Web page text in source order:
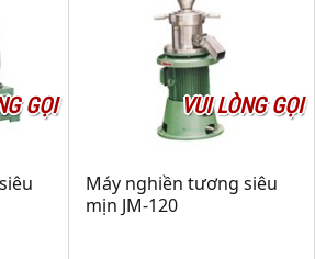
GỌI VUI LÒNG GỌI
Máy nghiền tương siêu
mịn JM-120